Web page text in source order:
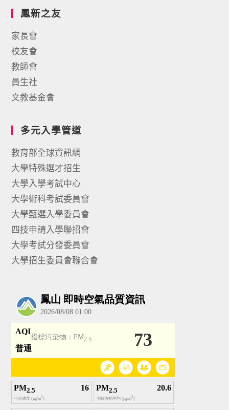
鳳新之友
家長會
校友會
教師會
員生社
文教基金會
多元入學管道
教育部全球資訊網
大學特殊選才招生
大學入學考試中心
大學術科考試委員會
大學甄選入學委員會
四技申請入學聯招會
大學考試分發委員會
大學招生委員會聯合會